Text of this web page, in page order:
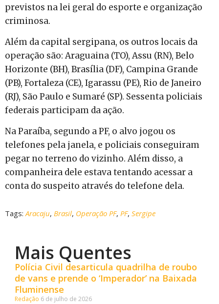
previstos na lei geral do esporte e organização
criminosa.
Além da capital sergipana, os outros locais da
operação são: Araguaina (TO), Assu (RN), Belo
Horizonte (BH), Brasília (DF), Campina Grande
(PB), Fortaleza (CE), Igarassu (PE), Rio de Janeiro
(RJ), São Paulo e Sumaré (SP). Sessenta policiais
federais participam da ação.
Na Paraíba, segundo a PF, o alvo jogou os
telefones pela janela, e policiais conseguiram
pegar no terreno do vizinho. Além disso, a
companheira dele estava tentando acessar a
conta do suspeito através do telefone dela.
Tags: Aracaju, Brasil, Operação PF, PF, Sergipe
Mais Quentes
Polícia Civil desarticula quadrilha de roubo
de vans e prende o ‘Imperador’ na Baixada
Fluminense
Redação 6 de julho de 2026